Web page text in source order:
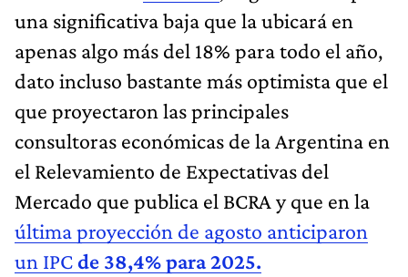
una significativa baja que la ubicará en
apenas algo más del 18% para todo el año,
dato incluso bastante más optimista que el
que proyectaron las principales
consultoras económicas de la Argentina en
el Relevamiento de Expectativas del
Mercado que publica el BCRA y que en la
última proyección de agosto anticiparon
un IPCde 38,4% para 2025.